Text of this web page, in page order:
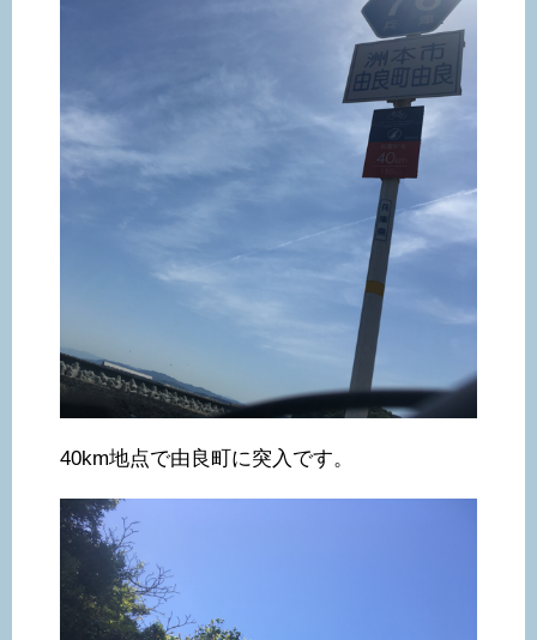
40km地点で由良町に突入です。